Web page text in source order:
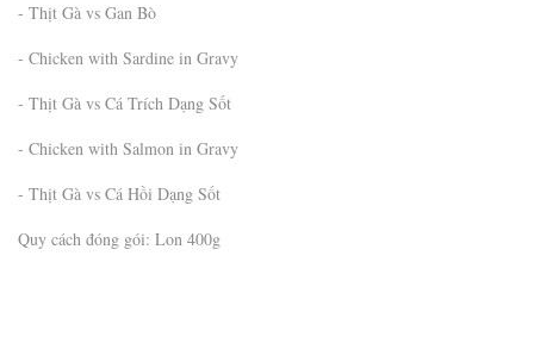
- Thịt Gà vs Gan Bò
- Chicken with Sardine in Gravy
- Thịt Gà vs Cá Trích Dạng Sốt
- Chicken with Salmon in Gravy
- Thịt Gà vs Cá Hồi Dạng Sốt
Quy cách đóng gói: Lon 400g